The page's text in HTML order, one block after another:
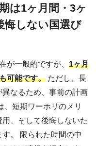
は1ヶ月間・3ヶ
悔しない国選び
が一般的ですが、 1ヶ月
可能です。 ただし、長
なるため、事前の計画
、短期ワーホリのメリ
、そして後悔しないた
。 限られた時間の中